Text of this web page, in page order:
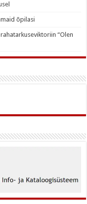
õpilasi
“Olen